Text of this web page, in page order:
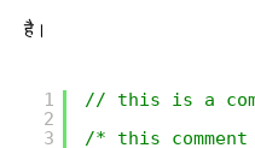
है।
1
2
3
// this is a
/* this